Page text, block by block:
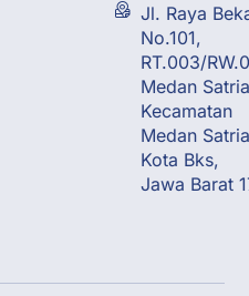
Jl. Raya
No.101,
RT.003/
Medan
Kecamatan
Medan
Kota Bks,
Jawa Barat